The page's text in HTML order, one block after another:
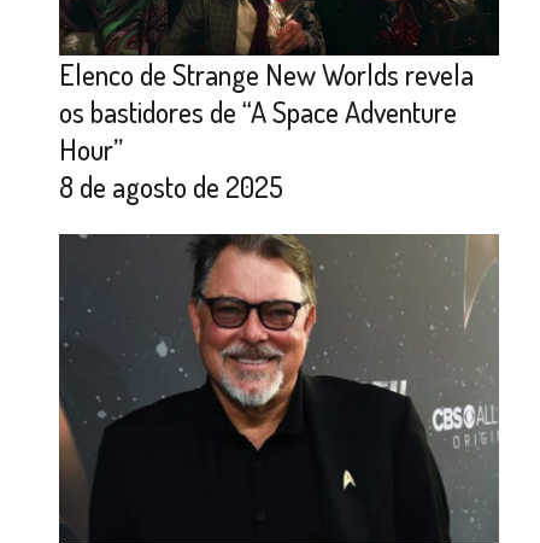
Elenco de Strange New Worlds revela
os bastidores de “A Space Adventure
Hour”
8 de agosto de 2025